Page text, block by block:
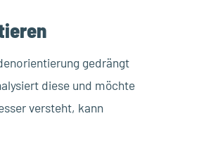
gedrängt
diese und möchte
versteht, kann